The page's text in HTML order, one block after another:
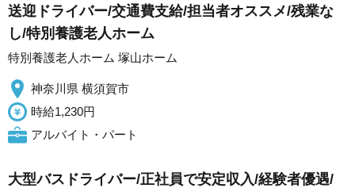
送迎ドライバー/交通費支給/担当者オススメ/残業な
し/特別養護老人ホーム
特別養護老人ホーム 塚山ホーム
神奈川県 横須賀市
時給1,230円
アルバイト・パート
大型バスドライバー/正社員で安定収入/経験者優遇/